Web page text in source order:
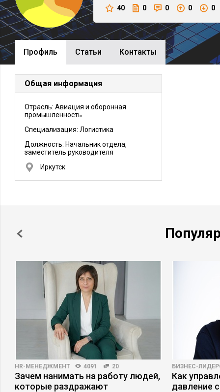
40 0 0 0 0
Профиль Cтатьи Контакты
Общая информация
Отрасль: Авиация и оборонная
промышленность
Специализация: Логистика
Должность: Начальник отдела,
заместитель руководителя
Иркутск
HR-МЕНЕДЖМЕНТ 4091 20
Зачем нанимать на работу людей,
которые раздражают
БИЗНЕС-
Как
давление